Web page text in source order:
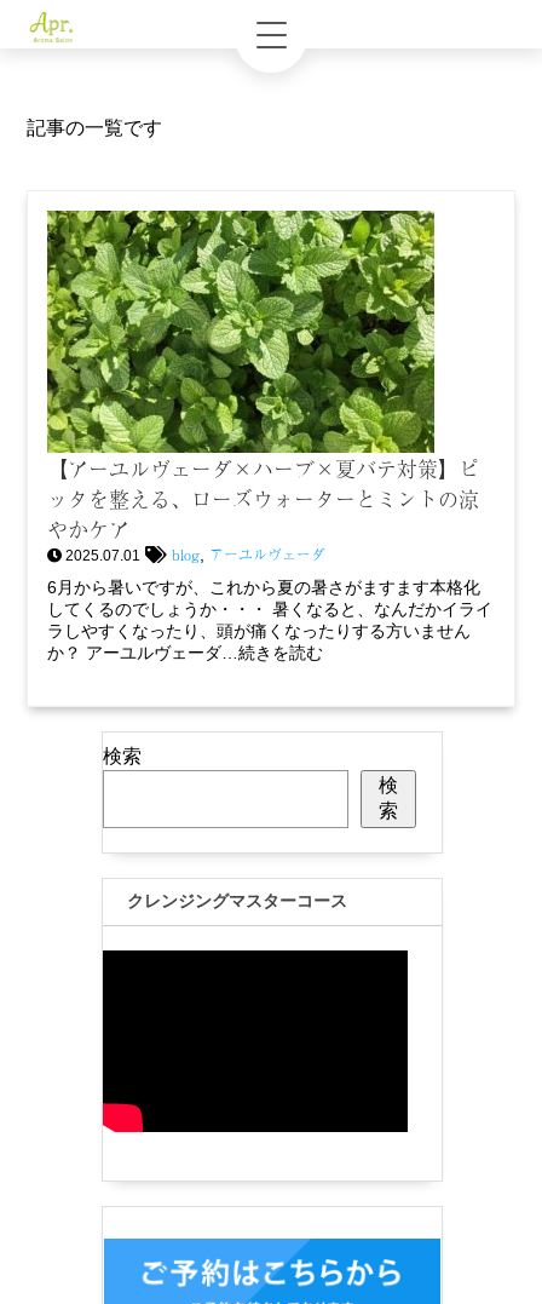
記事の一覧です
【アーユルヴェーダ×ハーブ×夏バテ対策】ピ
ッタを整える、ローズウォーターとミントの涼
やかケア
2025.07.01 blog アーユルヴェーダ
6月から暑いですが、これから夏の暑さがますます本格化
してくるのでしょうか・・・ 暑くなると、なんだかイライ
ラしやすくなったり、頭が痛くなったりする方いません
か？ アーユルヴェーダ…続きを読む
検索
検
索
クレンジングマスターコース